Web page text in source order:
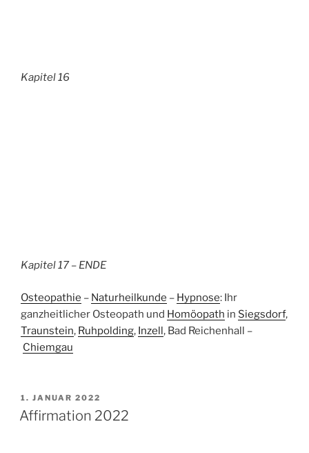
Kapitel 16
Kapitel 17 – ENDE
Osteopathie – Naturheilkunde – Hypnose: Ihr
ganzheitlicher Osteopath und Homöopath in Siegsdorf,
Traunstein, Ruhpolding, Inzell, Bad Reichenhall –
Chiemgau
VERÖFFENTLICHT
AM
1. JANUAR 2022
Affirmation 2022